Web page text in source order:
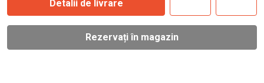
Detalii de livrare
Rezervați în magazin